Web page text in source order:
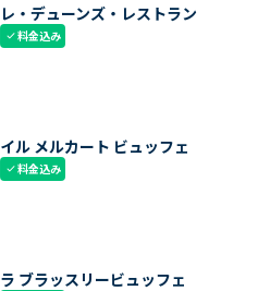
レ・デューンズ・レストラン
check料金込み
イル メルカート ビュッフェ
check料金込み
ラ ブラッスリービュッフェ